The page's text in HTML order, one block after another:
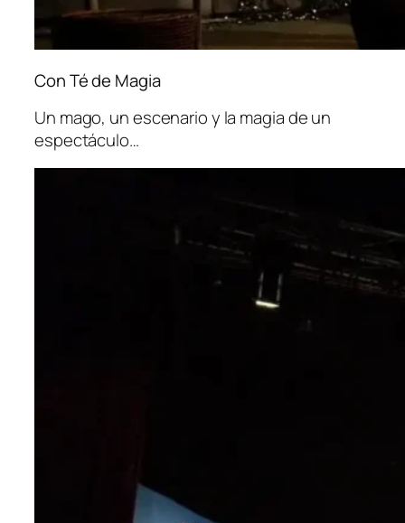
Con Té de Magia
Un mago, un escenario y la magia de un
espectáculo…